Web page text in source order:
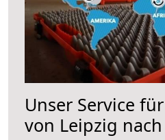
Unser Service
von Leipzig